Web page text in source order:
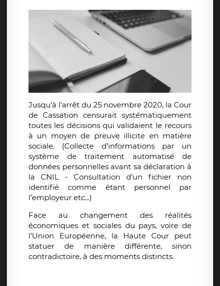
Jusqu’à l’arrêt du 25 novembre 2020, la Cour
de Cassation censurait systématiquement
toutes les décisions qui validaient le recours
à un moyen de preuve illicite en matière
sociale. (Collecte d’informations par un
système de traitement automatisé de
données personnelles avant sa déclaration à
la CNIL - Consultation d’un fichier non
identifié comme étant personnel par
l’employeur etc...)
Face au changement des réalités
économiques et sociales du pays, voire de
l’Union Européenne, la Haute Cour peut
statuer de manière différente, sinon
contradictoire, à des moments distincts.